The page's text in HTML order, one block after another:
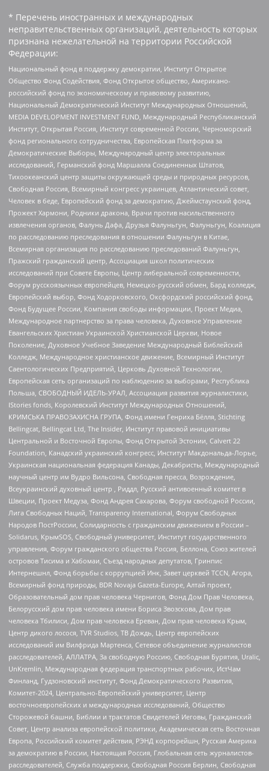
* Перечень иностранных и международных
неправительственных организаций, деятельность которых
признана нежелательной на территории Российской
Федерации:
Национальный фонд в поддержку демократии, Институт Открытое
Общество Фонд Содействия, Фонд Открытое общество, Американо-
российский фонд по экономическому и правовому развитию,
Национальный Демократический Институт Международных Отношений,
MEDIA DEVELOPMENT INVESTMENT FUND, Международный Республиканский
Институт, Открытая Россия, Институт современной России, Черноморский
фонд регионального сотрудничества, Европейская Платформа за
Демократические Выборы, Международный центр электоральных
исследований, Германский фонд Маршалла Соединенных Штатов,
Тихоокеанский центр защиты окружающей среды и природных ресурсов,
Свободная Россия, Всемирный конгресс украинцев, Атлантический совет,
Человек в беде, Европейский фонд за демократию, Джеймстаунский фонд,
Прожект Хармони, Родники дракона, Врачи против насильственного
извлечения органов, Фалунь Дафа, Друзья Фалуньгун, Фалуньгун, Коалиция
по расследованию преследования в отношении Фалуньгун в Китае,
Всемирная организация по расследованию преследований Фалуньгун,
Пражский гражданский центр, Ассоциация школ политических
исследований при Совете Европы, Центр либеральной современности,
Форум русскоязычных европейцев, Немецко-русский обмен, Бард колледж,
Европейский выбор, Фонд Ходорковского, Оксфордский российский фонд,
Фонд Будущее России, Компания свободы информации, Проект Медиа,
Международное партнерство за права человека, Духовное Управление
Евангельских Христиан Украинской Христианской Церкви, Новое
Поколение, Духовное Учебное Заведение Международный Библейский
Колледж, Международное христианское движение, Всемирный Институт
Саентологических Предприятий, Церковь Духовной Технологии,
Европейская сеть организаций по наблюдению за выборами, Республика
Польша, СВОБОДНЫЙ ИДЕЛЬ-УРАЛ, Ассоциация развития журналистики,
IStories fonds, Королевский Институт Международных Отношений,
КРИМСЬКА ПРАВОЗАХИСНА ГРУПА, Фонд имени Генриха Бёлля, Stichting
Bellingcat, Bellingcat Ltd, The Insider, Институт правовой инициативы
Центральной и Восточной Европы, Фонд Открытой Эстонии, Calvert 22
Foundation, Канадский украинский конгресс, Институт Макдональда-Лорье,
Украинская национальная федерация Канады, Декабристы, Международный
научный центр им Вудро Вильсона, Свободная пресса, Возрождение,
Всеукраинский духовный центр , Риддл, Русский антивоенный комитет в
Швеции, Проект Медуза, Фонд Андрея Сахарова, Форум свободной России,
Лига Свободных Наций, Transparеncy International, Форум Свободных
Народов ПостРоссии, Солидарность с гражданским движением в России –
Solidarus, КрымSOS, Свободный университет, Институт государственного
управления, Форум гражданского общества Россия, Беллона, Союз жителей
островов Тисима и Хабомаи, Съезд народных депутатов, Гринпис
Интернешнл, Фонд борьбы с коррупцией Инк, Завет церквей TCCN, Агора,
Всемирный фонд природы, BDR Novaja Gazeta-Europe, Алтай проект,
Образовательный дом прав человека Чернигов, Фонд Дом Прав Человека,
Белорусский дом прав человека имени Бориса Звозскова, Дом прав
человека Тбилиси, Дом прав человека Ереван, Дом прав человека Крым,
Центр дикого лосося, TVR Studios, ТВ Дождь, Центр европейских
исследований им Вилфрида Мартенса, Сетевое объединение журналистов
расследователей, АЛЛАТРА, За свободную Россию, Свободная Бурятия, Uralic,
UnKremlin, Международная федерация транспортных рабочих, ИстЧам
Финланд, Гудзоновский институт, Фонд Демократического Развития,
Комитет-2024, Центрально-Европейский университет, Центр
восточноевропейских и международных исследований, Общество
Сторожевой башни, Библии и трактатов Свидетелей Иеговы, Гражданский
Совет, Центр анализа европейской политики, Академическая сеть Восточная
Европа, Российский комитет действия, РЭНД корпорейшн, Русская Америка
за демократию в России, Настоящая Россия, Глобальная сеть журналистов-
расследователей, Служба поддержки, Свободная Россия Берлин, Свободная